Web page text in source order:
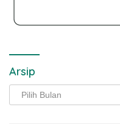
Arsip
Arsip